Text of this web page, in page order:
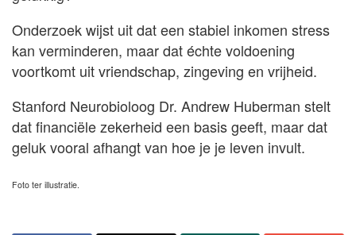
Onderzoek wijst uit dat een stabiel inkomen stress
kan verminderen, maar dat échte voldoening
voortkomt uit vriendschap, zingeving en vrijheid.
Stanford Neurobioloog Dr. Andrew Huberman stelt
dat financiële zekerheid een basis geeft, maar dat
geluk vooral afhangt van hoe je je leven invult.
Foto ter illustratie.